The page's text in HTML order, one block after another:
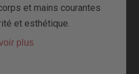
et mains courantes
et esthétique.